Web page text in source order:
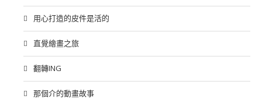
用心打造的皮件是活的
直覺繪畫之旅
翻轉ING
那個介的動畫故事